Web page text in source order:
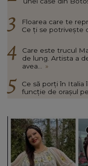
Floarea care te
Ce ți se potrivește
Care este trucul
de lung. Artista a
avea... »
Ce să porți în Italia
funcție de orașul